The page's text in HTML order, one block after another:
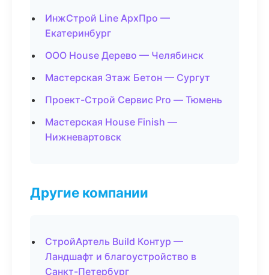
ИнжСтрой Line АрхПро —
Екатеринбург
ООО House Дерево — Челябинск
Мастерская Этаж Бетон — Сургут
Проект-Строй Сервис Pro — Тюмень
Мастерская House Finish —
Нижневартовск
Другие компании
СтройАртель Build Контур —
Ландшафт и благоустройство в
Санкт-Петербург